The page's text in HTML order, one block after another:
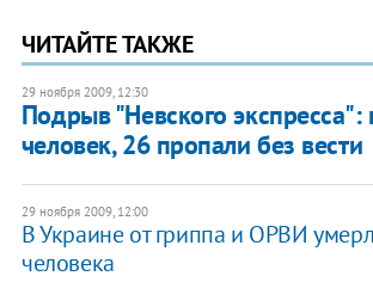
ЧИТАЙТЕ ТАКЖЕ
29 ноября 2009, 12:30
Подрыв "Невского экспресса":
человек, 26 пропали без вести
29 ноября 2009, 12:00
В Украине от гриппа и ОРВИ
человека